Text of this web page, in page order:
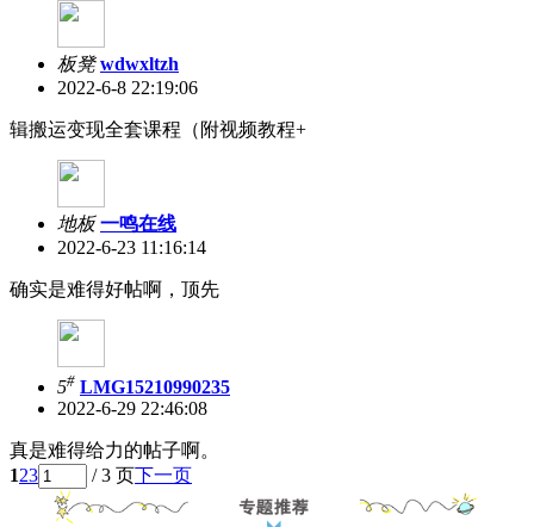
板凳 wdwxltzh
2022-6-8 22:19:06
辑搬运变现全套课程（附视频教程+
地板 一鸣在线
2022-6-23 11:16:14
确实是难得好帖啊，顶先
5# LMG15210990235
2022-6-29 22:46:08
真是难得给力的帖子啊。
123 / 3 页下一页